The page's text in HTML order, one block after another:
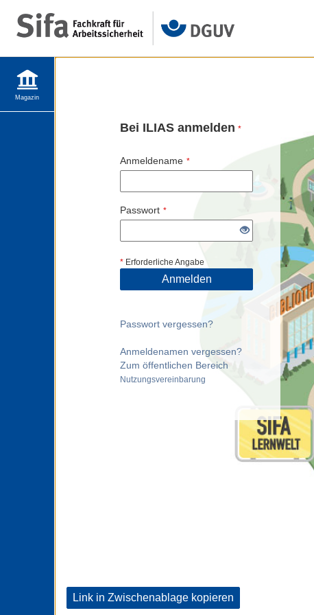
Magazin
Bei ILIAS anmelden *
Anmeldename *
Passwort *
* Erforderliche Angabe
Anmelden
Passwort vergessen?
Anmeldenamen vergessen?
Zum öffentlichen Bereich
Nutzungsvereinbarung
Link in Zwischenablage kopieren